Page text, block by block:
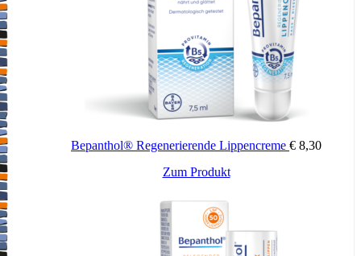
Bepanthol® Regenerierende Lippencreme € 8,30
Zum Produkt